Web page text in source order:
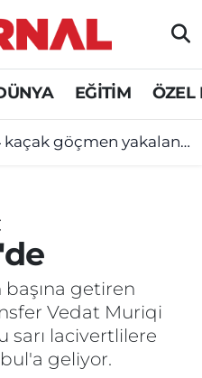
EĞİTİM ÖZEL
göçmen yakalandı
başına getiren
Vedat Muriqi
sarı lacivertlilere
geliyor.
ve Fikstür